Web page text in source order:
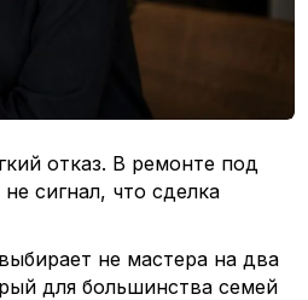
отказ. В ремонте под
сигнал, что сделка
не мастера на два
для большинства семей